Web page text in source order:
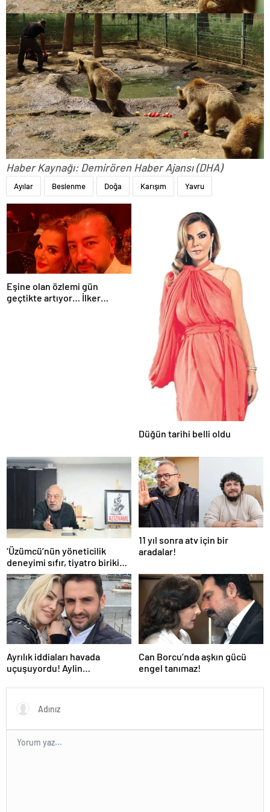
Haber Kaynağı: Demirören Haber Ajansı (DHA)
Ayılar Beslenme Doğa Karışım Yavru
Eşine olan özlemi gün
geçtikte artıyor… İlker
Düğün tarihi belli oldu
‘Üzümcü’nün yöneticilik
deneyimi sıfır, tiyatro birikimi
ise tartışmalı!’
11 yıl sonra atv için bir
aradalar!
Ayrılık iddiaları havada
uçuşuyordu! Aylin
pozu herkesi susturdu…
Can Borcu’nda aşkın gücü
engel tanımaz!